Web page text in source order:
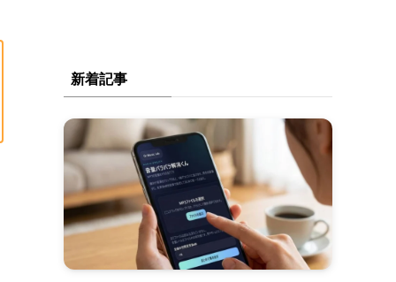
新着記事